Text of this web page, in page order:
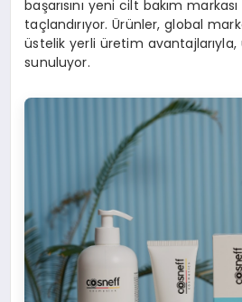
başarısını yeni cilt bakım markası
taçlandırıyor. Ürünler, global
üstelik yerli üretim avantajlarıyla,
sunuluyor.